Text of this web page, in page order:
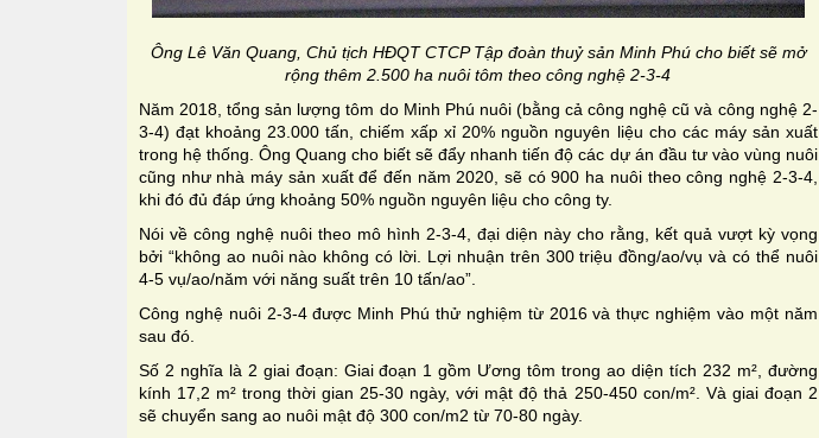
Ông Lê Văn Quang, Chủ tịch HĐQT CTCP Tập đoàn thuỷ sản Minh Phú cho biết sẽ mở
rộng thêm 2.500 ha nuôi tôm theo công nghệ 2-3-4
Năm 2018, tổng sản lượng tôm do Minh Phú nuôi (bằng cả công nghệ cũ và công nghệ 2-
3-4) đạt khoảng 23.000 tấn, chiếm xấp xỉ 20% nguồn nguyên liệu cho các máy sản xuất
trong hệ thống. Ông Quang cho biết sẽ đẩy nhanh tiến độ các dự án đầu tư vào vùng nuôi
cũng như nhà máy sản xuất để đến năm 2020, sẽ có 900 ha nuôi theo công nghệ 2-3-4,
khi đó đủ đáp ứng khoảng 50% nguồn nguyên liệu cho công ty.
Nói về công nghệ nuôi theo mô hình 2-3-4, đại diện này cho rằng, kết quả vượt kỳ vọng
bởi “không ao nuôi nào không có lời. Lợi nhuận trên 300 triệu đồng/ao/vụ và có thể nuôi
4-5 vụ/ao/năm với năng suất trên 10 tấn/ao”.
Công nghệ nuôi 2-3-4 được Minh Phú thử nghiệm từ 2016 và thực nghiệm vào một năm
sau đó.
Số 2 nghĩa là 2 giai đoạn: Giai đoạn 1 gồm Ương tôm trong ao diện tích 232 m², đường
kính 17,2 m² trong thời gian 25-30 ngày, với mật độ thả 250-450 con/m². Và giai đoạn 2
sẽ chuyển sang ao nuôi mật độ 300 con/m2 từ 70-80 ngày.